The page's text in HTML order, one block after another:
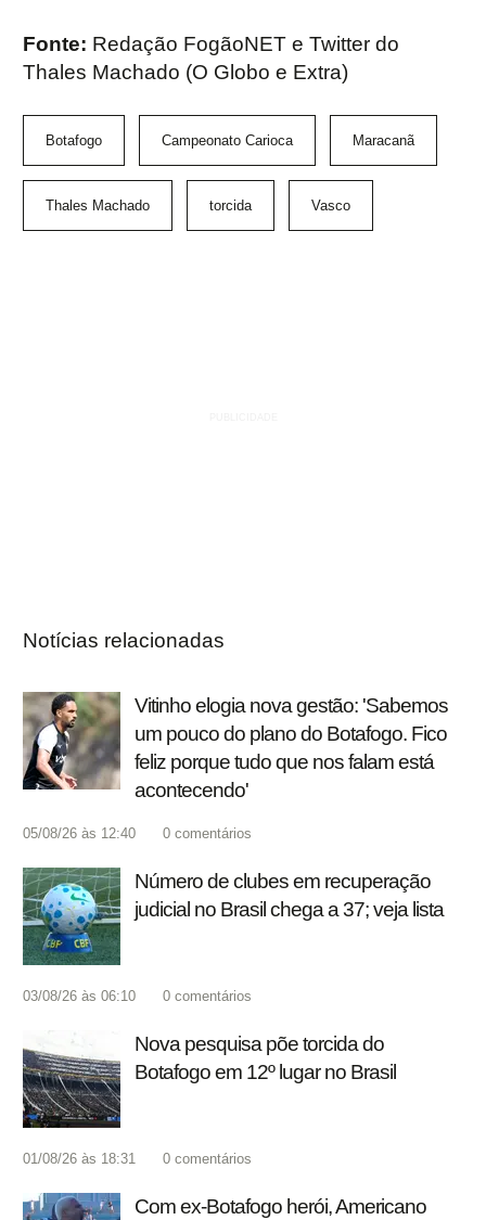
Fonte: Redação FogãoNET e Twitter do
Thales Machado (O Globo e Extra)
Botafogo Campeonato Carioca Maracanã
Thales Machado torcida Vasco
Notícias relacionadas
Vitinho elogia nova gestão: 'Sabemos
um pouco do plano do Botafogo. Fico
feliz porque tudo que nos falam está
acontecendo'
05/08/26 às 12:40 0 comentários
Número de clubes em recuperação
judicial no Brasil chega a 37; veja lista
03/08/26 às 06:10 0 comentários
Nova pesquisa põe torcida do
Botafogo em 12º lugar no Brasil
01/08/26 às 18:31 0 comentários
Com ex-Botafogo herói, Americano